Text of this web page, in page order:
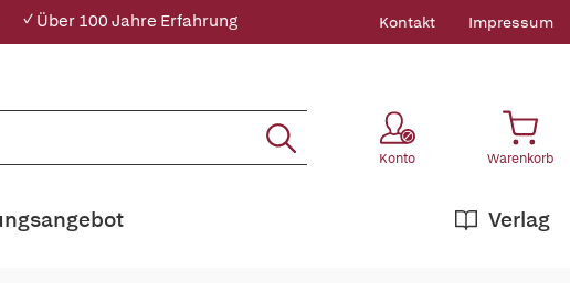
✓ Über 100 Jahre Erfahrung Kontakt Impressum
Konto Warenkorb
Verlag